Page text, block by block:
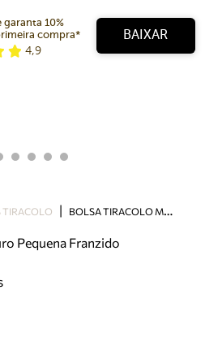
devoluções e mais.
garanta 10%
compra*
4,9
BAIXAR
TIRACOLO B
OLSA TIRACOLO MARROM COURO PEQUENA FRANZIDO
Pequena Franzido